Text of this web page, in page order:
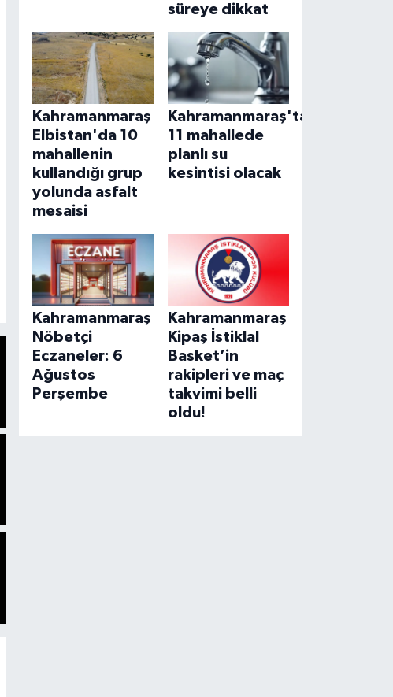
süreye dikkat
Kahramanmaraş
Elbistan'da 10
mahallenin
kullandığı grup
yolunda asfalt
mesaisi
Kahramanmaraş'ta
11 mahallede
planlı su
kesintisi olacak
Kahramanmaraş
Nöbetçi
Eczaneler: 6
Ağustos
Perşembe
Kahramanmaraş
Kipaş İstiklal
Basket’in
rakipleri ve maç
takvimi belli
oldu!